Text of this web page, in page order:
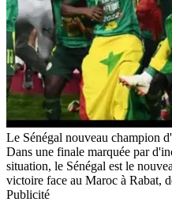
Le Sénégal nouveau champion
Dans une finale marquée par
situation, le Sénégal est le
victoire face au Maroc à Rabat,
Publicité